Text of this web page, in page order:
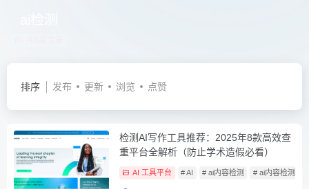
排序 发布 更新 浏览 点赞
检测AI写作工具推荐：2025年8款高效查
重平台全解析（防止学术造假必看）
AI 工具平台 # AI # ai内容检测 # ai内容检测2工